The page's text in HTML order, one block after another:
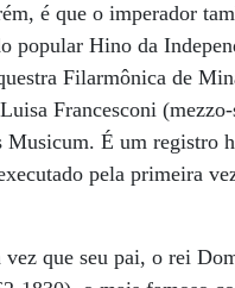
é que o imperador
Hino da
Filarmônica de
Francesconi
É um registro
pela primeira
que seu pai, o rei